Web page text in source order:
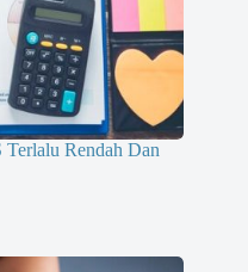
Terlalu Rendah Dan